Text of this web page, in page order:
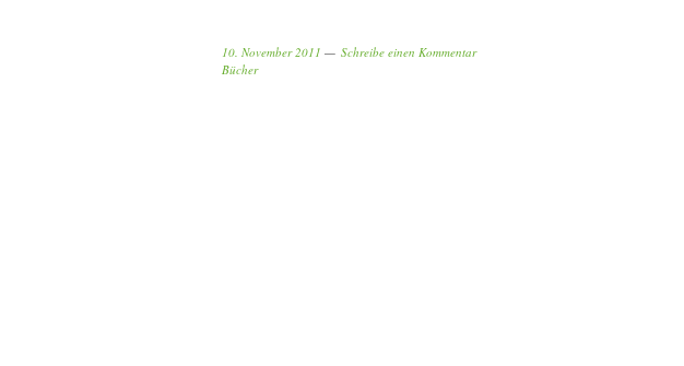
10. November 2011
Schreibe einen Kommentar
Bücher